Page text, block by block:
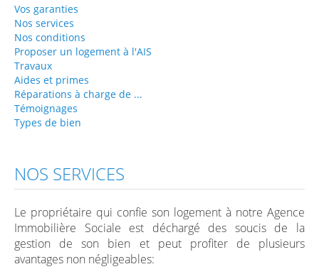
Travaux
Aides et primes
Réparations à charge de ...
Locataires
Conditions d'accès
Avantages
Attributions
Quand vous devenez locataire...
Bail et Garantie locative
Droits et devoirs
Vos garanties
Nos services
Nos conditions
Proposer un logement à l'AIS
Travaux
Aides et primes
Réparations à charge de ...
Témoignages
Types de bien
NOS SERVICES
Le propriétaire qui confie son logement à notre Agence
Immobilière Sociale est déchargé des soucis de la
gestion de son bien et peut profiter de plusieurs
avantages non négligeables: